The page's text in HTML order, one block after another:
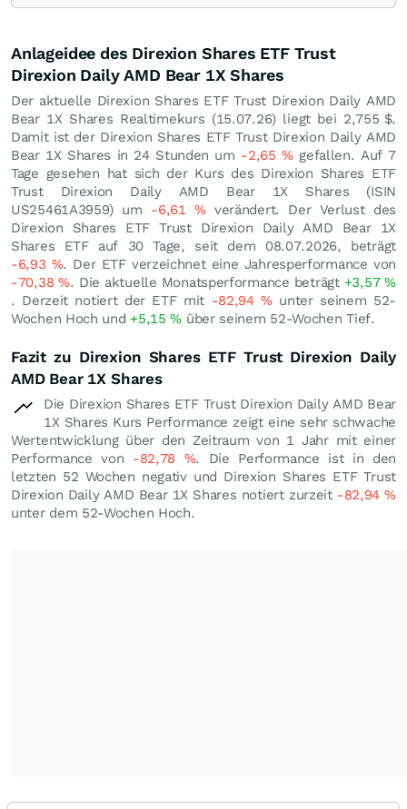
Anlageidee des Direxion Shares ETF Trust
Direxion Daily AMD Bear 1X Shares
Der aktuelle Direxion Shares ETF Trust Direxion Daily AMD
Bear 1X Shares Realtimekurs (15.07.26) liegt bei 2,755 $.
Damit ist der Direxion Shares ETF Trust Direxion Daily AMD
Bear 1X Shares in 24 Stunden um -2,65%gefallen. Auf 7
Tage gesehen hat sich der Kurs des Direxion Shares ETF
Trust Direxion Daily AMD Bear 1X Shares (ISIN
US25461A3959) um -6,61 %verändert. Der Verlust des
Direxion Shares ETF Trust Direxion Daily AMD Bear 1X
Shares ETF auf 30 Tage, seit dem 08.07.2026, beträgt
-6,93 %. Der ETF verzeichnet eine Jahresperformance von
-70,38%. Die aktuelle Monatsperformance beträgt +3,57%
. Derzeit notiert der ETF mit -82,94%unter seinem 52-
Wochen Hoch und +5,15% über seinem 52-Wochen Tief.
Fazit zu Direxion Shares ETF Trust Direxion Daily
AMD Bear 1X Shares
Die Direxion Shares ETF Trust Direxion Daily AMD Bear
1X Shares Kurs Performance zeigt eine sehr schwache
Wertentwicklung über den Zeitraum von 1 Jahr mit einer
Performance von -82,78 %. Die Performance ist in den
letzten 52 Wochen negativ und Direxion Shares ETF Trust
Direxion Daily AMD Bear 1X Shares notiert zurzeit -82,94%
unter dem 52-Wochen Hoch.